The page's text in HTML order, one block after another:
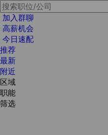
加入群聊
高薪机会
今日速配
推荐
最新
附近
区域
职能
筛选